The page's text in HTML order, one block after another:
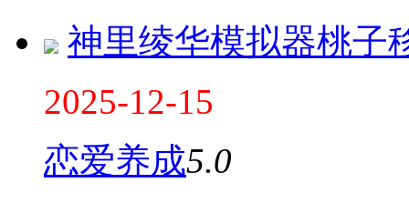
神里绫华模拟器桃子
2025-12-15
恋爱养成5.0